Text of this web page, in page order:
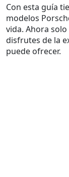
Con esta guía
modelos
vida. Ahora
disfrutes de la
puede ofrecer.